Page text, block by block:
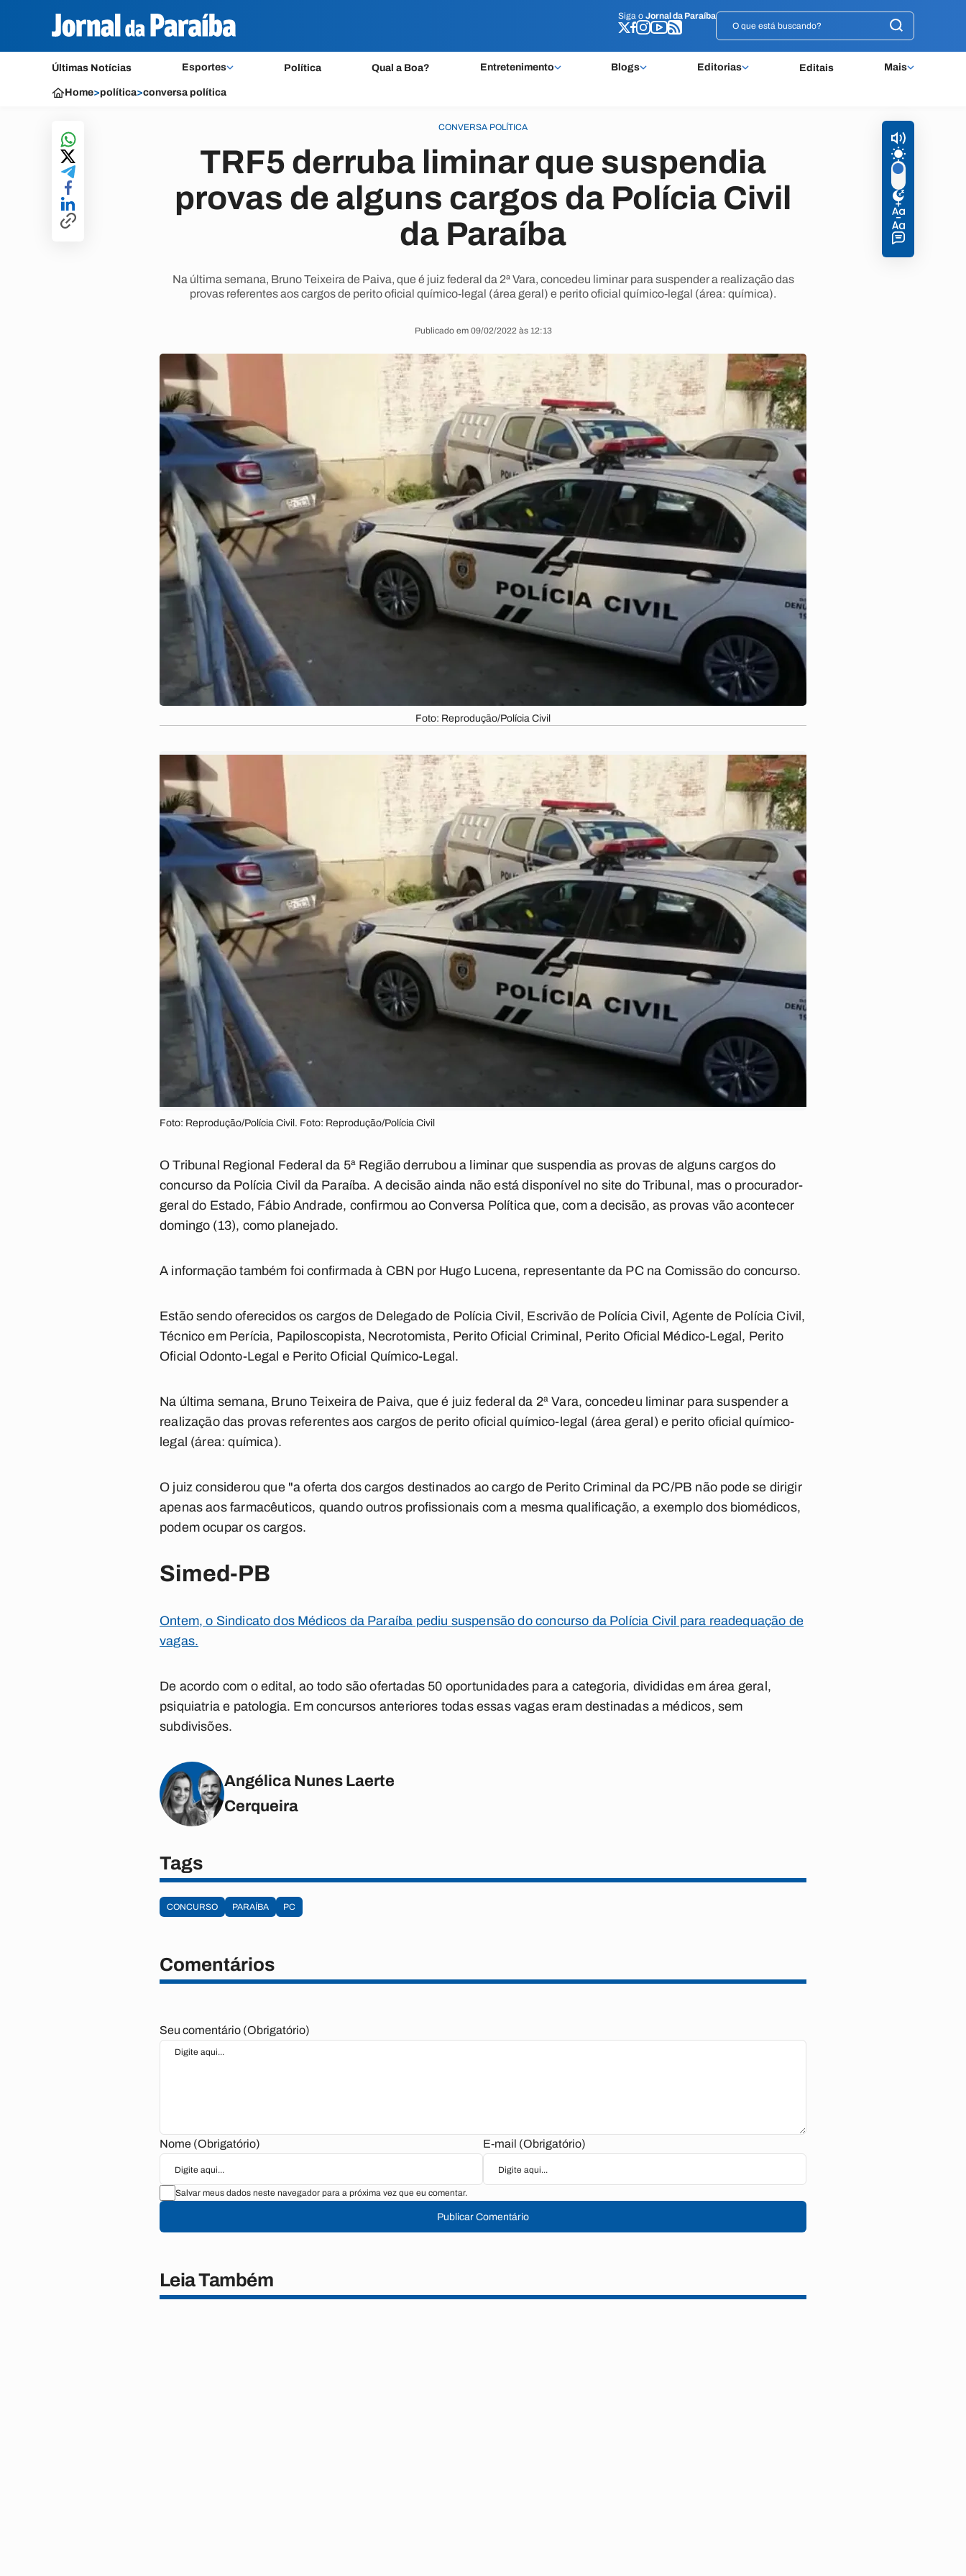
Siga o Jornal da Paraíba
Últimas Notícias Esportes Política Qual a Boa? Entretenimento Blogs Editorias Editais Mais
Siga o Jornal da Paraíba
Home>política>conversa política
CONVERSA POLÍTICA
TRF5 derruba liminar que suspendia
provas de alguns cargos da Polícia Civil
da Paraíba
Na última semana, Bruno Teixeira de Paiva, que é juiz federal da 2ª Vara, concedeu liminar para suspender a realização das
provas referentes aos cargos de perito oficial químico-legal (área geral) e perito oficial químico-legal (área: química).
Publicado em 09/02/2022 às 12:13
Foto: Reprodução/Polícia Civil
Foto: Reprodução/Polícia Civil. Foto: Reprodução/Polícia Civil
O Tribunal Regional Federal da 5ª Região derrubou a liminar que suspendia as provas de alguns cargos do
concurso da Polícia Civil da Paraíba. A decisão ainda não está disponível no site do Tribunal, mas o procurador-
geral do Estado, Fábio Andrade, confirmou ao Conversa Políticaque, com a decisão, as provas vão acontecer
domingo (13), como planejado.
A informação também foi confirmada à CBN por Hugo Lucena, representante da PC na Comissão do concurso.
Estão sendo oferecidos os cargos de Delegado de Polícia Civil, Escrivão de Polícia Civil, Agente de Polícia Civil,
Técnico em Perícia, Papiloscopista, Necrotomista, Perito Oficial Criminal, Perito Oficial Médico-Legal, Perito
Oficial Odonto-Legal e Perito Oficial Químico-Legal.
Na última semana, Bruno Teixeira de Paiva, que é juiz federal da 2ª Vara, concedeu liminar para suspender a
realização das provas referentes aos cargos de perito oficial químico-legal (área geral) e perito oficial químico-
legal (área: química).
O juiz considerou que "a oferta dos cargos destinados ao cargo de Perito Criminal da PC/PB não pode se dirigir
apenas aos farmacêuticos, quando outros profissionais com a mesma qualificação, a exemplo dos biomédicos,
podem ocupar os cargos.
Simed-PB
Ontem, o Sindicato dos Médicos da Paraíba pediu suspensão do concurso da Polícia Civil para readequação de
vagas.
De acordo com o edital, ao todo são ofertadas 50 oportunidades para a categoria, divididas em área geral,
psiquiatria e patologia. Em concursos anteriores todas essas vagas eram destinadas a médicos, sem
subdivisões.
Angélica Nunes Laerte
Cerqueira
Tags
CONCURSO PARAÍBA PC
Comentários
Seu comentário (Obrigatório)
Nome (Obrigatório) E-mail (Obrigatório)
Salvar meus dados neste navegador para a próxima vez que eu comentar.
Publicar Comentário
Leia Também